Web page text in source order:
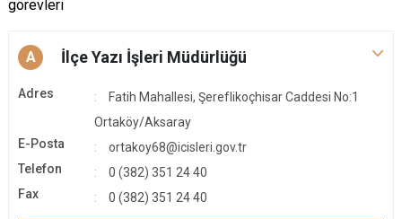
görevleri
A İlçe Yazı İşleri Müdürlüğü
Adres
Fatih Mahallesi, Şereflikoçhisar Caddesi No:1
Ortaköy/Aksaray
E-Posta
ortakoy68@icisleri.gov.tr
Telefon
0 (382) 351 24 40
Fax
0 (382) 351 24 40